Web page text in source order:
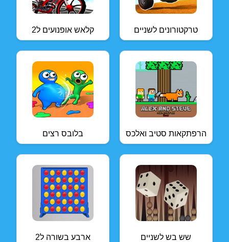
קלאש אופנועים ל2 טרקטורונים לשניים
בלובס רצים הרפתקאות סטיב ואלכס
ארבע בשורה ל2 שש בש לשניים